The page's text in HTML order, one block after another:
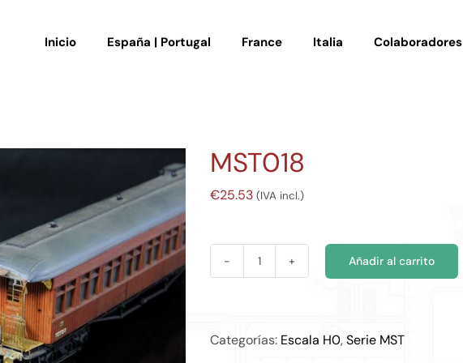
Inicio España | Portugal France Italia Colaboradores
MST018
€25.53 (IVA incl.)
MST018
Añadir al carrito
Categorías: Escala H0,Serie MST